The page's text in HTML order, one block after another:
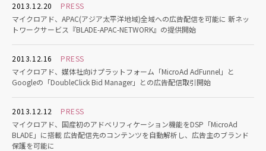
2013.12.20
PRESS
マイクロアド、APAC(アジア太平洋地域)全域への広告配信を可能に 新ネッ
トワークサービス『BLADE-APAC-NETWORK』の提供開始
2013.12.16
PRESS
マイクロアド、媒体社向けプラットフォーム「MicroAd AdFunnel」と
Googleの「DoubleClick Bid Manager」との広告配信取引開始
2013.12.12
PRESS
マイクロアド、国産初のアドベリフィケーション機能をDSP「MicroAd
BLADE」に搭載 広告配信先のコンテンツを自動解析し、広告主のブランド
保護を可能に